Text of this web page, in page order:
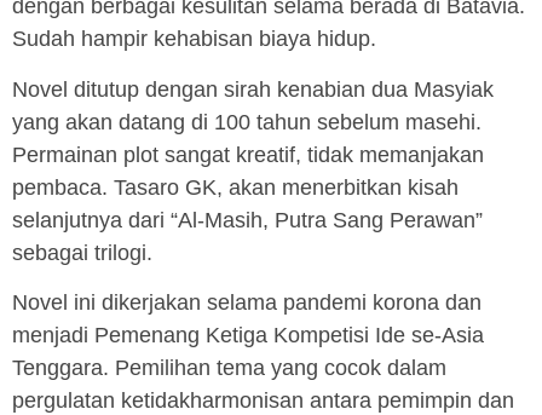
dengan berbagai kesulitan selama berada di Batavia.
Sudah hampir kehabisan biaya hidup.
Novel ditutup dengan sirah kenabian dua Masyiak
yang akan datang di 100 tahun sebelum masehi.
Permainan plot sangat kreatif, tidak memanjakan
pembaca. Tasaro GK, akan menerbitkan kisah
selanjutnya dari “Al-Masih, Putra Sang Perawan”
sebagai trilogi.
Novel ini dikerjakan selama pandemi korona dan
menjadi Pemenang Ketiga Kompetisi Ide se-Asia
Tenggara. Pemilihan tema yang cocok dalam
pergulatan ketidakharmonisan antara pemimpin dan